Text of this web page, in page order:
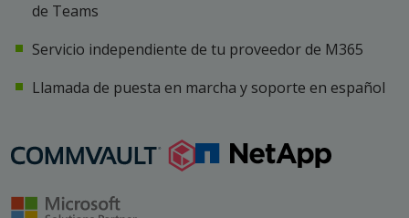
de Teams
Servicio independiente de tu proveedor de M365
Llamada de puesta en marcha y soporte en español